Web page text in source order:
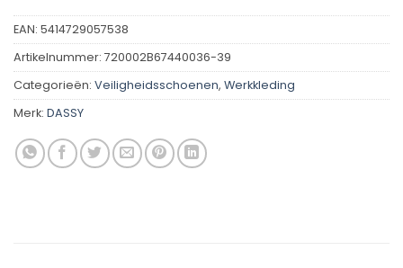
EAN: 5414729057538
Artikelnummer: 720002B67440036-39
Categorieën: Veiligheidsschoenen, Werkkleding
Merk: DASSY